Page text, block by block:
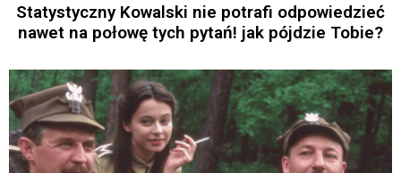
Statystyczny Kowalski nie potrafi odpowiedzieć
nawet na połowę tych pytań! jak pójdzie Tobie?